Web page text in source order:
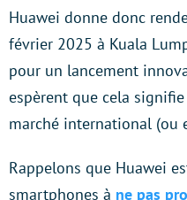
Huawei donne donc
février 2025 à Kuala
pour un lancement
espèrent que cela signifie
marché international (ou
Rappelons que Huawei
smartphones à ne pas